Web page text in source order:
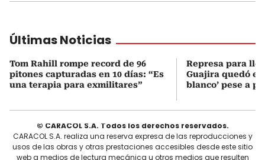
Últimas Noticias
Tom Rahill rompe record de 96
pitones capturadas en 10 días: “Es
una terapia para exmilitares”
Represa para
Guajira quedó en
blanco’ pese a
© CARACOL S.A. Todos los derechos reservados.
CARACOL S.A. realiza una reserva expresa de las reproducciones y
usos de las obras y otras prestaciones accesibles desde este sitio
web a medios de lectura mecánica u otros medios que resulten